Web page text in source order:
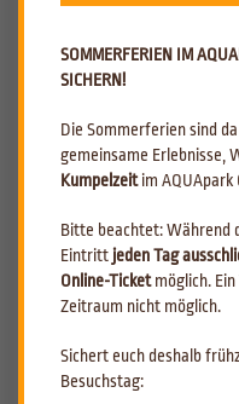
SOMMERFERIEN IM
SICHERN!
Die Sommerferien sind
gemeinsame Erlebnisse,
Kumpelzeitim AQUApark
Bitte beachtet: Während
Eintrittjeden Tag
Online-Ticketmöglich.
Zeitraum nicht möglich.
Sichert euch deshalb
Besuchstag:
über die Osterfeiertage,
Ostermontag ganz normal, in